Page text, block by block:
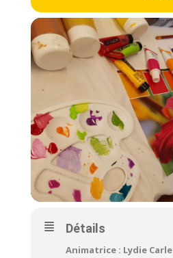
Détails
Animatrice : Lydie Carle